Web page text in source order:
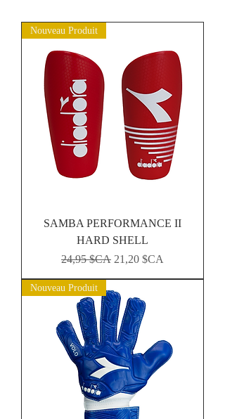
Nouveau Produit
SAMBA PERFORMANCE II
HARD SHELL
Prix original
24,95 $CA Prix promotionnel
21,20 $CA
Nouveau Produit